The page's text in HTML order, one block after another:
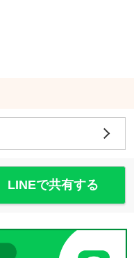
LINEで共有する